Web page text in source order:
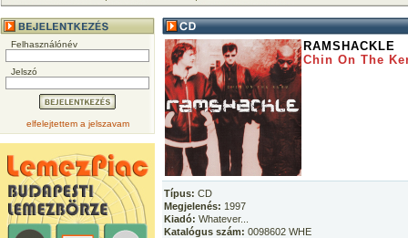
Felhasználónév
Jelszó
elfelejtettem a jelszavam
RAMSHACKLE
Chin On The
Típus: CD
Megjelenés: 1997
Kiadó: Whatever...
Katalógus szám: 0098602 WHE